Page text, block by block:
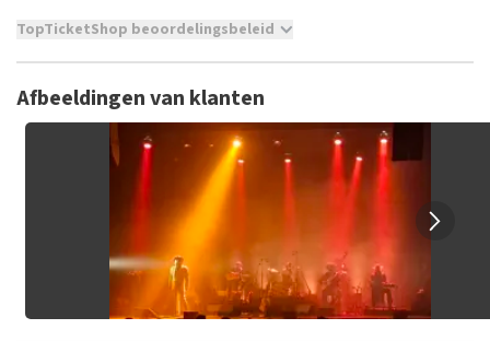
TopTicketShop beoordelingsbeleid
niet mogelijk om een review achter te laten als je geen
tickets hebt aangeschaft bij TopTicketShop. Reviews met
grof taalgebruik en/of onwaarheden worden niet geplaatst.
Het kan enkele weken duren voordat een review wordt
Afbeeldingen van klanten